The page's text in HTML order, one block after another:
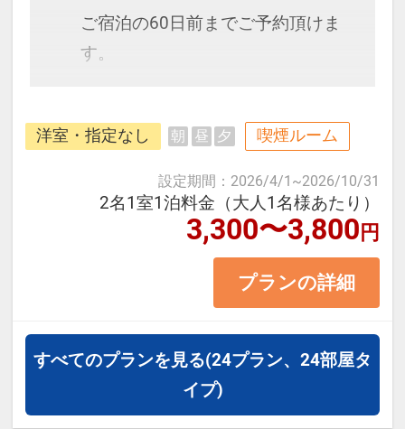
【周辺観光】
・市場で楽しむ海鮮丼や冬の味覚
は雪吊りの名所）
・現代アートが魅力の21世紀美術館
・石畳が美しいひがし茶屋街の街並
子旅では立地を生かして効率的に観
ご宿泊の60日前までご予約頂けま
す。
分。国際通りまで徒歩圏内♪沖縄最
大の飲食街「松山」の中心に位置
し、観光に便利な沖縄の老舗ホテ
≪お部屋タイプ≫セミダブル 12平
正ベッド幅120cm×1台
※1ベッドです。2名1室の場合、お
二人で1台となります。
洋室・指定なし 朝 昼 夕 喫煙ルーム
設定期間 ： 2026/4/1 ~2026/10/31
2名1室1泊料金（大人1名様あたり）
3,300〜3,800円
プランの詳細
すべてのプランを見る(24プラン、24部屋タ
イプ)